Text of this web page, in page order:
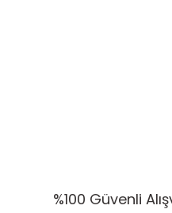
%100 Güvenli